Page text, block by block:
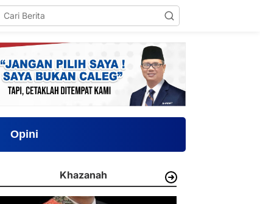
Opini
Khazanah